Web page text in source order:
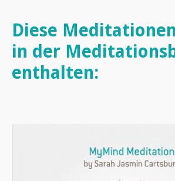
Diese
in der
enthalten: